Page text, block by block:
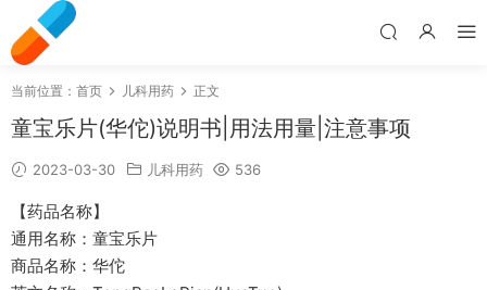
当前位置： 首页 儿科用药 正文
童宝乐片(华佗)说明书|用法用量|注意事项
2023-03-30 儿科用药 536
【药品名称】
通用名称：童宝乐片
商品名称：华佗